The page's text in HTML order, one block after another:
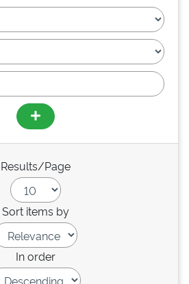
Results/Page
Sort items by
In order